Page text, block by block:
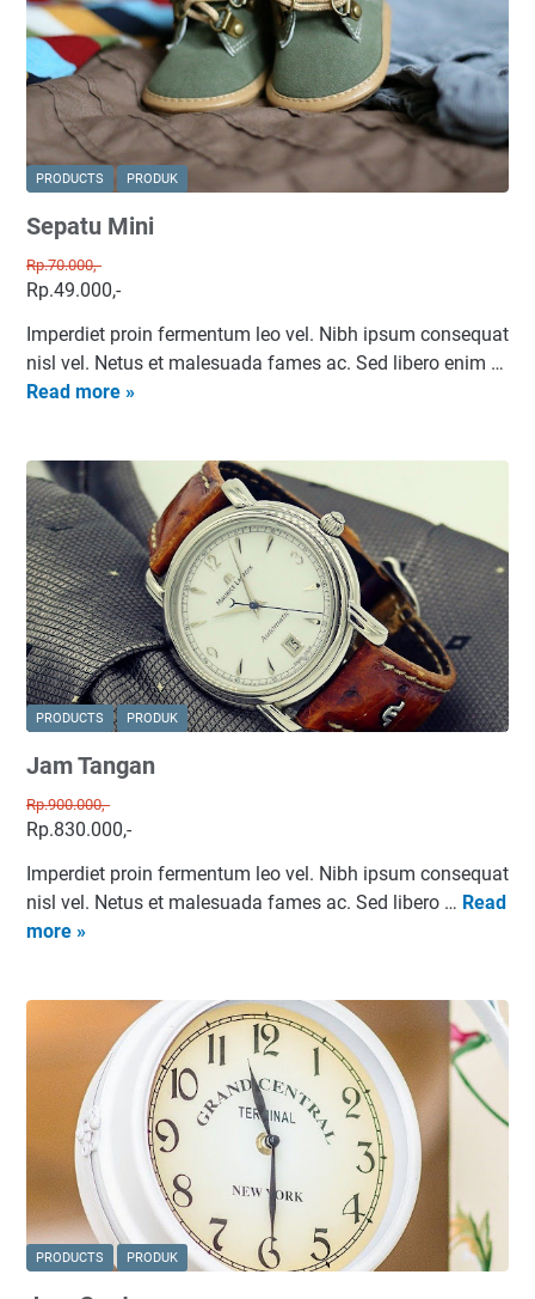
l
PRODUCTS PRODUK
Sepatu Mini
Rp.70.000,-
Rp.49.000,-
Imperdiet proin fermentum leo vel. Nibh ipsum consequat
nisl vel. Netus et malesuada fames ac. Sed libero enim …
Read more »S
a
u
M
i
n
i
PRODUCTS PRODUK
Jam Tangan
Rp.900.000,-
Rp.830.000,-
Imperdiet proin fermentum leo vel. Nibh ipsum consequat
nisl vel. Netus et malesuada fames ac. Sed libero … Read
more »J
n
g
a
n
PRODUCTS PRODUK